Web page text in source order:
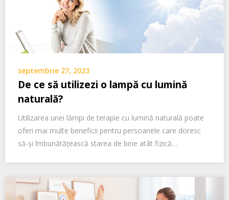
septembrie 27, 2023
De ce să utilizezi o lampă cu lumină
naturală?
Utilizarea unei lămpi de terapie cu lumină naturală poate
oferi mai multe beneficii pentru persoanele care doresc
să-și îmbunătățească starea de bine atât fizică…